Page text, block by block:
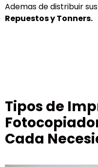
Ademas de distribuir
Repuestos y Tonners.
Tipos de
Cada